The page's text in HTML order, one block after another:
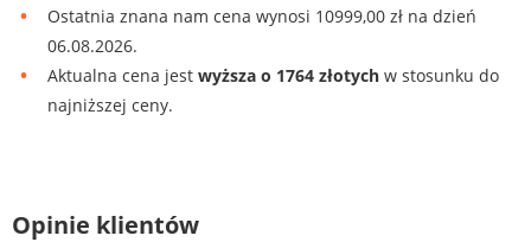
Ostatnia znana nam cena wynosi 10999,00 zł na dzień
06.08.2026.
Aktualna cena jest wyższa o 1764 złotych w stosunku do
najniższej ceny.
Opinie klientów